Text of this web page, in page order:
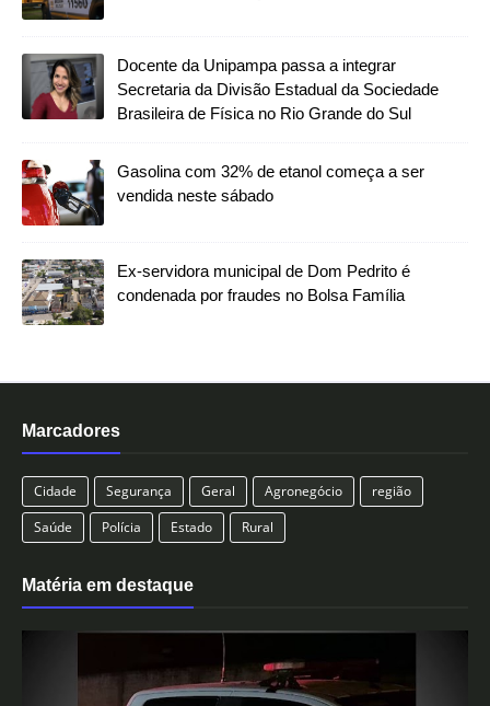
Docente da Unipampa passa a integrar
Secretaria da Divisão Estadual da Sociedade
Brasileira de Física no Rio Grande do Sul
Gasolina com 32% de etanol começa a ser
vendida neste sábado
Ex-servidora municipal de Dom Pedrito é
condenada por fraudes no Bolsa Família
Marcadores
Cidade Segurança Geral Agronegócio
região
Saúde
Polícia Estado Rural
Matéria em destaque